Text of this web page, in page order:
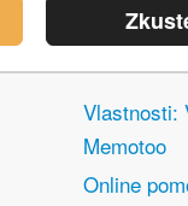
Vlastnosti:
Memotoo
Online